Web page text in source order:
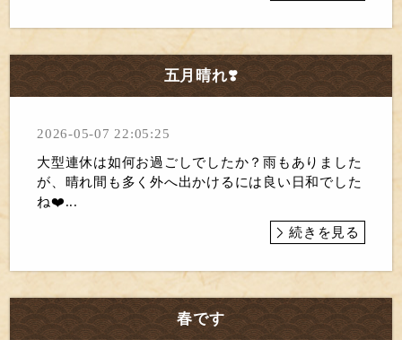
五月晴れ❣️
2026-05-07 22:05:25
大型連休は如何お過ごしでしたか？雨もありました
が、晴れ間も多く外へ出かけるには良い日和でした
ね❤️...
続きを見る
春です